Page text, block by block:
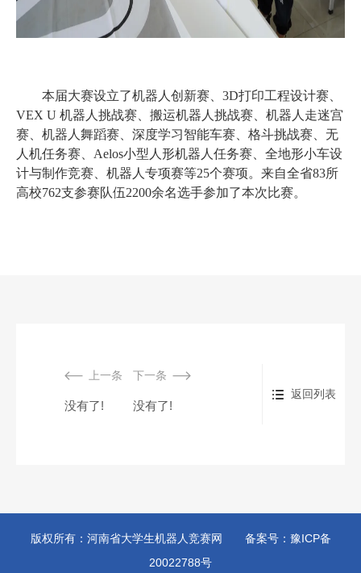
本届大赛设立了机器人创新赛、 3D打印工程设计赛、
VEX U 机器人挑战赛、搬运机器人挑战赛、机器人走迷宫
赛、机器人舞蹈赛、深度学习智能车赛、格斗挑战赛、无
人机任务赛、Aelos小型人形机器人任务赛、全地形小车设
计与制作竞赛、机器人专项赛等25个赛项。来自全省83所
高校762支参赛队伍2200余名选手参加了本次比赛。
上一条
没有了!
下一条
没有了!
返回列表
版权所有：河南省大学生机器人竞赛网 备案号：豫ICP备
20022788号